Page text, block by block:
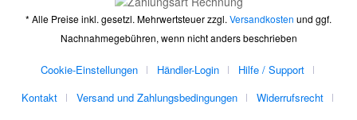
* Alle Preise inkl. gesetzl. Mehrwertsteuer zzgl. Versandkosten und ggf.
Nachnahmegebühren, wenn nicht anders beschrieben
Cookie-Einstellungen Händler-Login
Hilfe / Support
Kontakt
Versand und Zahlungsbedingungen
Widerrufsrecht